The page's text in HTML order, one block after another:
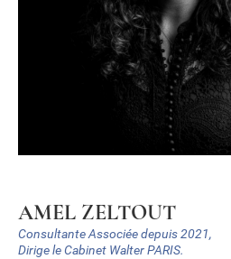
AMEL ZELTOUT
Consultante Associée depuis 2021,
Dirige le Cabinet Walter PARIS.